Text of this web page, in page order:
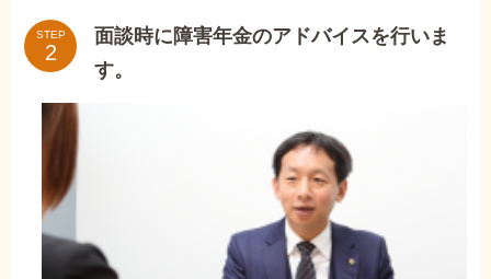
STEP
面談時に障害年金のアドバイスを行いま
す。